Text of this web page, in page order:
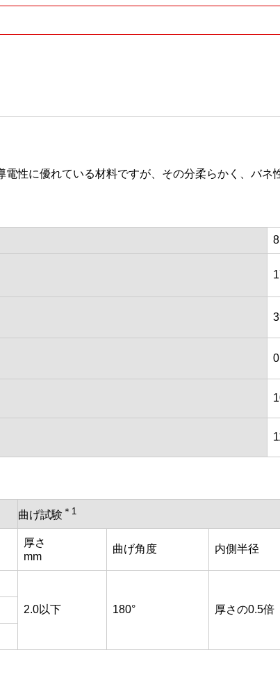
性に優れている材料ですが、その分柔らかく、バネ
曲げ試験 ＊1
厚さ
mm
曲げ角度 内側半径
2.0以下 180° 厚さの0.5倍